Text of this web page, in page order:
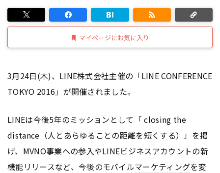
マイページにお気に入り
3月24日(木)、LINE株式会社主催の「LINE CONFERENCE
TOKYO 2016」が開催されました。
LINEは今後5年のミッションとして「 closing the
distance（人とあらゆることの距離を短くする）」を掲
げ、MVNO事業への参入やLINEビジネスアカウントの新
機能リリースなど、今後のモバイルマーケティングを変